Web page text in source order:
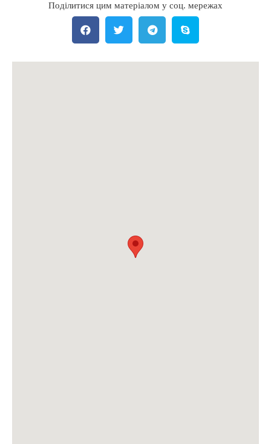
Поділитися цим матеріалом у соц. мережах